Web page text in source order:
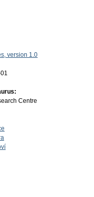
version 1.0
Centre